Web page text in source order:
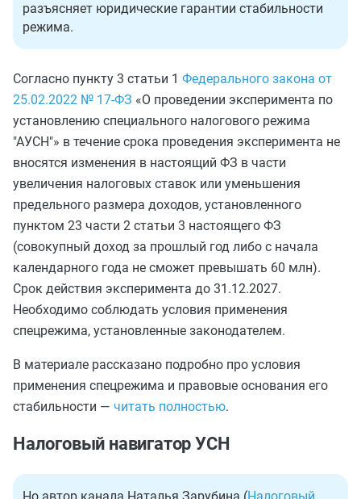
разъясняет юридические гарантии стабильности
режима.
Согласно пункту 3 статьи 1 Федерального закона от
25.02.2022 № 17-ФЗ «О проведении эксперимента по
установлению специального налогового режима
"АУСН"» в течение срока проведения эксперимента не
вносятся изменения в настоящий ФЗ в части
увеличения налоговых ставок или уменьшения
предельного размера доходов, установленного
пунктом 23 части 2 статьи 3 настоящего ФЗ
(совокупный доход за прошлый год либо с начала
календарного года не сможет превышать 60 млн).
Срок действия эксперимента до 31.12.2027.
Необходимо соблюдать условия применения
спецрежима, установленные законодателем.
В материале рассказано подробно про условия
применения спецрежима и правовые основания его
стабильности — читать полностью.
Налоговый навигатор УСН